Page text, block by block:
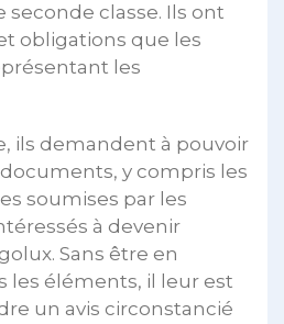
classe. Ils ont
obligations que les
les
ils demandent à pouvoir
y compris les
soumises par les
à devenir
Sans être en
les éléments, il leur est
un avis circonstancié